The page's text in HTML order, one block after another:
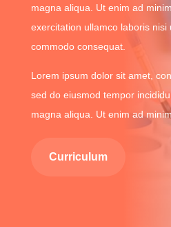
magna aliqua. Ut enim ad
exercitation ullamco laboris nisi
commodo consequat.
Lorem ipsum dolor sit amet,
sed do eiusmod tempor
magna aliqua. Ut enim ad
Curriculum